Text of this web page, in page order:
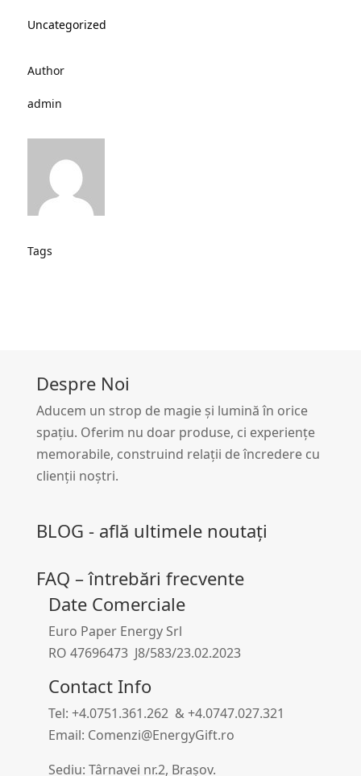
Uncategorized
Author
admin
Tags
Despre Noi
Aducem un strop de magie și lumină în orice
spațiu. Oferim nu doar produse, ci experiențe
memorabile, construind relații de încredere cu
clienții noștri.
BLOG - află ultimele noutați
FAQ – întrebări frecvente
Date Comerciale
Euro Paper Energy Srl
RO 47696473 J8/583/23.02.2023
Contact Info
Tel: +4.0751.361.262 & +4.0747.027.321
Email: Comenzi@EnergyGift.ro
Sediu: Târnavei nr.2, Brașov.